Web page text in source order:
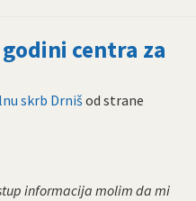
centra za
skrb Drnišod strane
informacija molim da mi